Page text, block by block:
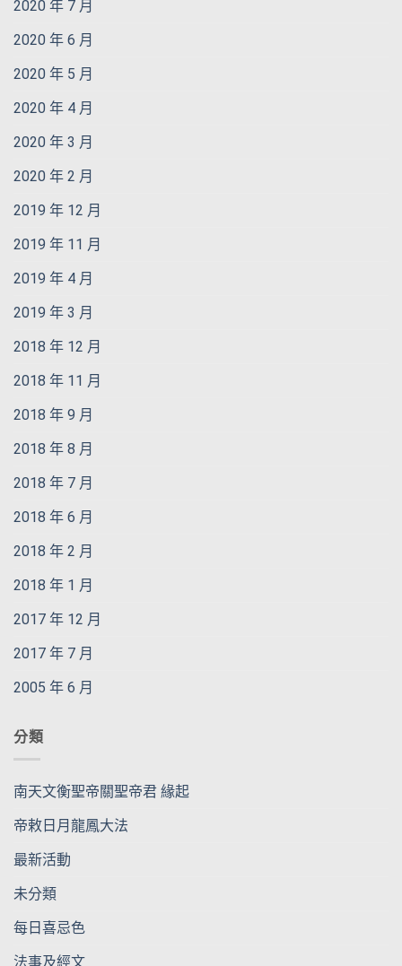
2020 年 7 月
2020 年 6 月
2020 年 5 月
2020 年 4 月
2020 年 3 月
2020 年 2 月
2019 年 12 月
2019 年 11 月
2019 年 4 月
2019 年 3 月
2018 年 12 月
2018 年 11 月
2018 年 9 月
2018 年 8 月
2018 年 7 月
2018 年 6 月
2018 年 2 月
2018 年 1 月
2017 年 12 月
2017 年 7 月
2005 年 6 月
分類
南天文衡聖帝關聖帝君 緣起
帝敕日月龍鳳大法
最新活動
未分類
每日喜忌色
法事及經文